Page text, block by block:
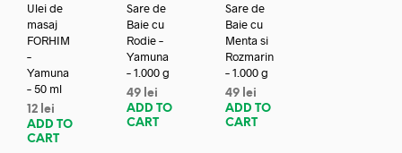
Ulei de
masaj
FORHIM
–
Yamuna
– 50 ml
12 lei
ADD TO
CART
Sare de
Baie cu
Rodie –
Yamuna
– 1.000 g
49 lei
ADD TO
CART
Sare de
Baie cu
Menta si
Rozmarin
– 1.000 g
49 lei
ADD TO
CART